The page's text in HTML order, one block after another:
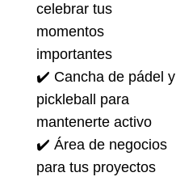
celebrar tus
momentos
importantes
✔️ Cancha de pádel y
pickleball para
mantenerte activo
✔️ Área de negocios
para tus proyectos